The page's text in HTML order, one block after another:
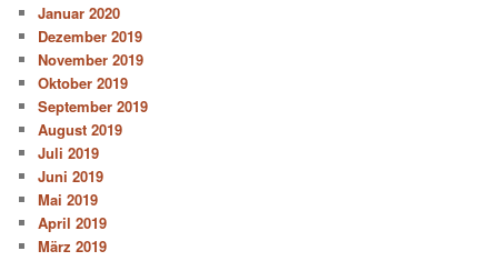
Januar 2020
Dezember 2019
November 2019
Oktober 2019
September 2019
August 2019
Juli 2019
Juni 2019
Mai 2019
April 2019
März 2019